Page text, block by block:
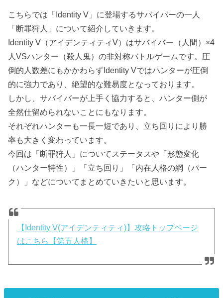
こちらでは「Identity V」に登場するサバイバーの一人
「断罪狩人」について紹介していきます。
Identity V（アイデンティティV）はサバイバー（人間）×4
人VSハンター（殺人鬼）の非対称バトルゲームです。圧
倒的人数差にもかかわらずIdentity Vではハンターが圧倒
的に強力であり、絶望的な難易度となっております。
しかし、サバイバーが上手く協力すると、ハンター側が
全然仕留められないことにもなります。
それぞれハンターも一長一短であり、立ち回りにより勝
率も大きく変わっています。
今回は「断罪狩人」についてステータスや「形態変化
（ハンター特性）」「立ち回り」「内在人格の網（パー
ク）」などについてまとめていきたいと思います。
【Identity V(アイデンティティ)】攻略トップページ
はこちら【第五人格】